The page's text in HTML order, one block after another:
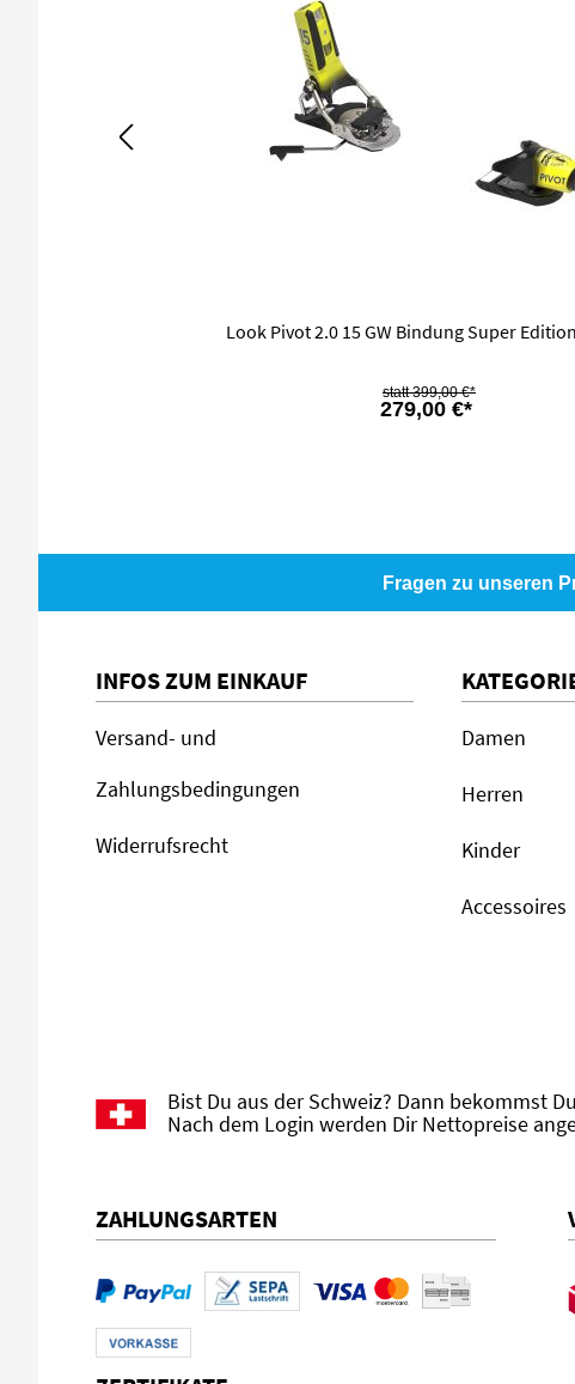
Look Pivot 2.0 15 GW Bindung Super
279,00 €*
399,00 €*
Fragen zu unseren
INFOS ZUM EINKAUF
Versand- und
Zahlungsbedingungen
Widerrufsrecht
Damen
Herren
Kinder
Accessoires
Bist Du aus der Schweiz? Dann bekommst
Nach dem Login werden Dir Nettopreise
ZAHLUNGSARTEN